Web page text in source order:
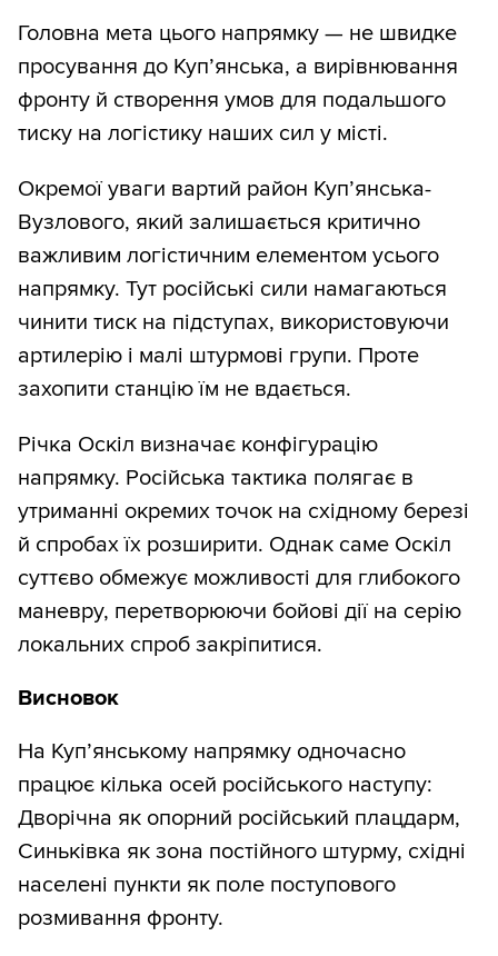
Головна мета цього напрямку — не швидке
просування до Куп’янська, а вирівнювання
фронту й створення умов для подальшого
тиску на логістику наших сил у місті.
Окремої уваги вартий район Куп’янська-
Вузлового, який залишається критично
важливим логістичним елементом усього
напрямку. Тут російські сили намагаються
чинити тиск на підступах, використовуючи
артилерію і малі штурмові групи. Проте
захопити станцію їм не вдається.
Річка Оскіл визначає конфігурацію
напрямку. Російська тактика полягає в
утриманні окремих точок на східному березі
й спробах їх розширити. Однак саме Оскіл
суттєво обмежує можливості для глибокого
маневру, перетворюючи бойові дії на серію
локальних спроб закріпитися.
Висновок
На Куп’янському напрямку одночасно
працює кілька осей російського наступу:
Дворічна як опорний російський плацдарм,
Синьківка як зона постійного штурму, східні
населені пункти як поле поступового
розмивання фронту.